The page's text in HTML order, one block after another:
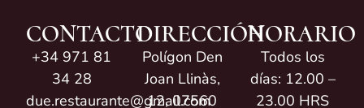
CONTACTO
+34 971 81
34 28
due.restaurante@gmail.com
DIRECCIÓN
Polígon Den
Joan Llinàs,
12, 07560
HORARIO
Todos los
días: 12.00 –
23.00 HRS